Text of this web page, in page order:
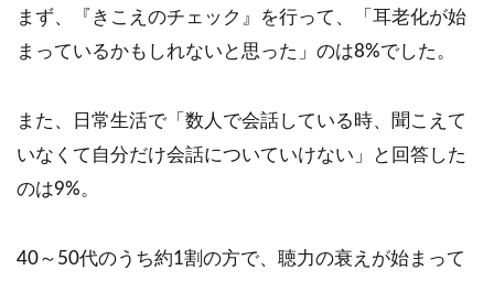
まず、『きこえのチェック』を行って、「耳老化が始
まっているかもしれないと思った」のは8%でした。
また、日常生活で「数人で会話している時、聞こえて
いなくて自分だけ会話についていけない」と回答した
のは9%。
40～50代のうち約1割の方で、聴力の衰えが始まって